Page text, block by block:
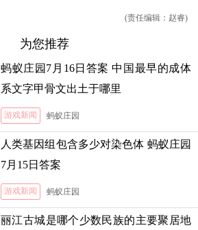
(责任编辑：赵睿)
为您推荐
蚂蚁庄园7月16日答案 中国最早的成体
系文字甲骨文出土于哪里
游戏新闻 蚂蚁庄园
人类基因组包含多少对染色体 蚂蚁庄园
7月15日答案
游戏新闻 蚂蚁庄园
丽江古城是哪个少数民族的主要聚居地